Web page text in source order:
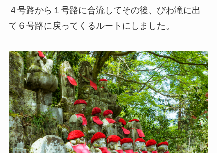
４号路から１号路に合流してその後、びわ滝に出
て６号路に戻ってくるルートにしました。